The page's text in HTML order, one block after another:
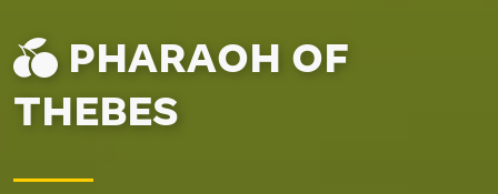
PHARAOH OF
THEBES